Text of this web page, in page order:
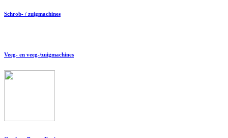
Schrob- / zuigmachines
Veeg- en veeg-/zuigmachines